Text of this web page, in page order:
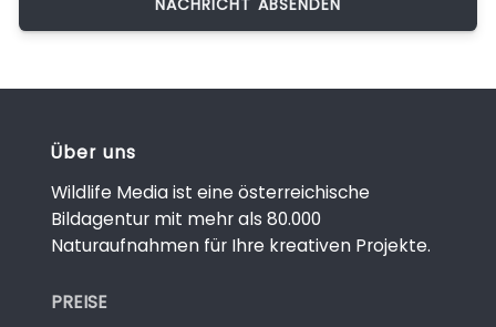
Über uns
Wildlife Media ist eine österreichische
Bildagentur mit mehr als 80.000
Naturaufnahmen für Ihre kreativen Projekte.
PREISE